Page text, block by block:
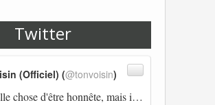
Twitter
“C'est une belle chose d'être honnête, mais il est également important d'avoir raison.” Winston Churchill Réplico…
(Officiel) (@tonvoisin)